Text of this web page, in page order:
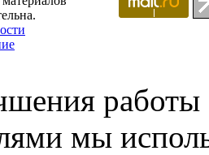
работы
мы